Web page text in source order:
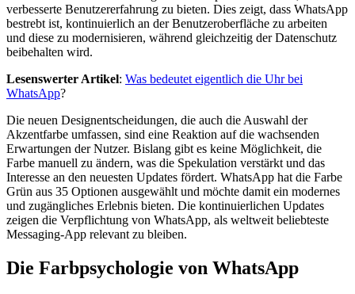
verbesserte Benutzererfahrung zu bieten. Dies zeigt, dass WhatsApp
bestrebt ist, kontinuierlich an der Benutzeroberfläche zu arbeiten
und diese zu modernisieren, während gleichzeitig der Datenschutz
beibehalten wird.
Lesenswerter Artikel: Was bedeutet eigentlich die Uhr bei
WhatsApp?
Die neuen Designentscheidungen, die auch die Auswahl der
Akzentfarbe umfassen, sind eine Reaktion auf die wachsenden
Erwartungen der Nutzer. Bislang gibt es keine Möglichkeit, die
Farbe manuell zu ändern, was die Spekulation verstärkt und das
Interesse an den neuesten Updates fördert. WhatsApp hat die Farbe
Grün aus 35 Optionen ausgewählt und möchte damit ein modernes
und zugängliches Erlebnis bieten. Die kontinuierlichen Updates
zeigen die Verpflichtung von WhatsApp, als weltweit beliebteste
Messaging-App relevant zu bleiben.
Die Farbpsychologie von WhatsApp